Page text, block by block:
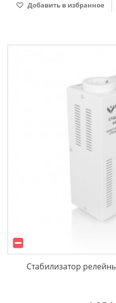
Добавить в избранное
Стабилизатор